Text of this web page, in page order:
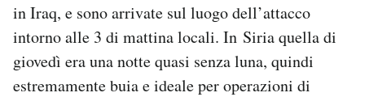
in Iraq, e sono arrivate sul luogo dell’attacco
intorno alle 3 di mattina locali. In Siria quella di
giovedì era una notte quasi senza luna, quindi
estremamente buia e ideale per operazioni di